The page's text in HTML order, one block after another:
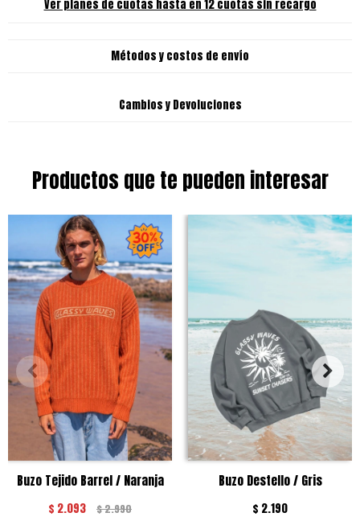
Ver planes de cuotas hasta en 12 cuotas sin recargo
Métodos y costos de envío
Cambios y Devoluciones
Productos que te pueden interesar
Buzo Tejido Barrel / Naranja
$ 2.093 $2.990
Buzo Destello / Gris
$ 2.190